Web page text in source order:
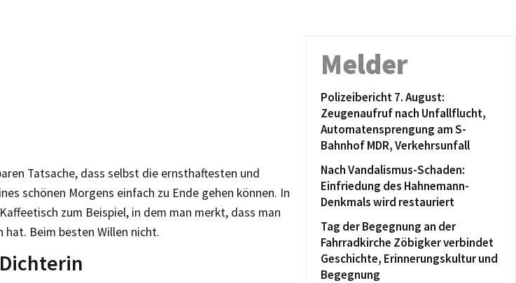
Tatsache, dass selbst die ernsthaftesten und
schönen Morgens einfach zu Ende gehen können. In
zum Beispiel, in dem man merkt, dass man
hat. Beim besten Willen nicht.
Melder
Polizeibericht 7. August:
Zeugenaufruf nach Unfallflucht,
Automatensprengung am S-
Bahnhof MDR, Verkehrsunfall
Nach Vandalismus-Schaden:
Einfriedung des Hahnemann-
Denkmals wird restauriert
Tag der Begegnung an der
Fahrradkirche Zöbigker verbindet
Geschichte, Erinnerungskultur und
Begegnung